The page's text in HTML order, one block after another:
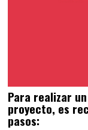
Para realizar
proyecto, es
pasos: